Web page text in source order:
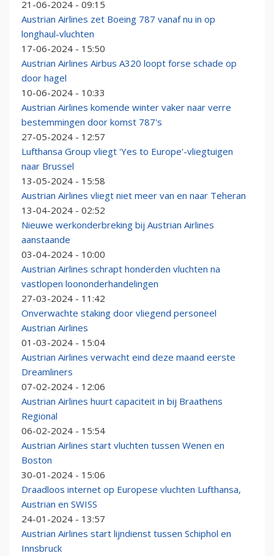
21-06-2024 - 09:15
Austrian Airlines zet Boeing 787 vanaf nu in op
longhaul-vluchten
17-06-2024 - 15:50
Austrian Airlines Airbus A320 loopt forse schade op
door hagel
10-06-2024 - 10:33
Austrian Airlines komende winter vaker naar verre
bestemmingen door komst 787's
27-05-2024 - 12:57
Lufthansa Group vliegt 'Yes to Europe'-vliegtuigen
naar Brussel
13-05-2024 - 15:58
Austrian Airlines vliegt niet meer van en naar Teheran
13-04-2024 - 02:52
Nieuwe werkonderbreking bij Austrian Airlines
aanstaande
03-04-2024 - 10:00
Austrian Airlines schrapt honderden vluchten na
vastlopen loononderhandelingen
27-03-2024 - 11:42
Onverwachte staking door vliegend personeel
Austrian Airlines
01-03-2024 - 15:04
Austrian Airlines verwacht eind deze maand eerste
Dreamliners
07-02-2024 - 12:06
Austrian Airlines huurt capaciteit in bij Braathens
Regional
06-02-2024 - 15:54
Austrian Airlines start vluchten tussen Wenen en
Boston
30-01-2024 - 15:06
Draadloos internet op Europese vluchten Lufthansa,
Austrian en SWISS
24-01-2024 - 13:57
Austrian Airlines start lijndienst tussen Schiphol en
Innsbruck